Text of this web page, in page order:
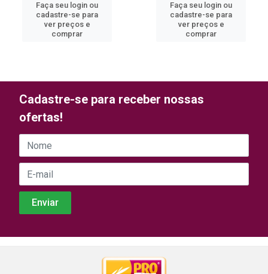
Faça seu login ou
cadastre-se para
ver preços e
comprar
Faça seu login ou
cadastre-se para
ver preços e
comprar
Cadastre-se para receber nossas
ofertas!